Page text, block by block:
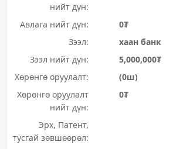
нийт дүн:
Авлага нийт дүн:
0₮
Зээл:
хаан банк
Зээл нийт дүн:
5,000,000₮
Хөрөнгө оруулалт:
(0ш)
Хөрөнгө оруулалт
нийт дүн:
0₮
Эрх, Патент,
тусгай зөвшөөрөл: